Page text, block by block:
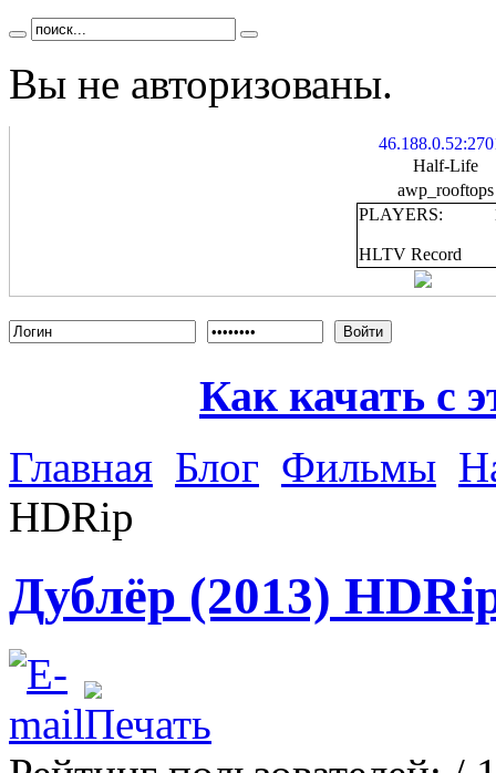
Вы не авторизованы.
Half-Life
awp_rooftops
PLAYERS:
HLTV Record
Войти
Как качать с
Главная Блог Фильмы
HDRip
Дублёр (2013)